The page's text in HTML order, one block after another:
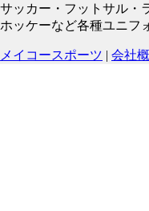
サッカー・フットサル・
ホッケーなど各種ユニフ
メイコースポーツ | 会社